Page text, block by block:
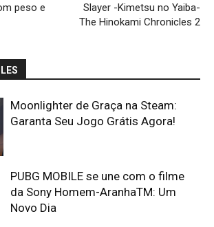
peso e
Slayer -Kimetsu no Yaiba-
The Hinokami Chronicles 2
Moonlighter de Graça na Steam:
Garanta Seu Jogo Grátis Agora!
PUBG MOBILE se une com o filme
da Sony Homem-AranhaTM: Um
Novo Dia